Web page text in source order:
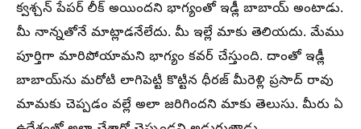
క్వశ్చన్ పేపర్ లీక్ అయిందని భాగ్యంతో ఇడ్లీ బాబాయ్ అంటాడు.
మీ నాన్నతోనే మాట్లాడనేలేదు. మీ ఇల్లే మాకు తెలియదు. మేము
పూర్తిగా మారిపోయామని భాగ్యం కవర్ చేస్తుంది. దాంతో ఇడ్లీ
బాబాయ్‌ను మరోటి లాగిపెట్టి కొట్టిన ధీరజ్ మీరెళ్లి ప్రసాద్ రావు
మామకు చెప్పడం వల్లే అలా జరిగిందని మాకు తెలుసు. మీరు ఏ